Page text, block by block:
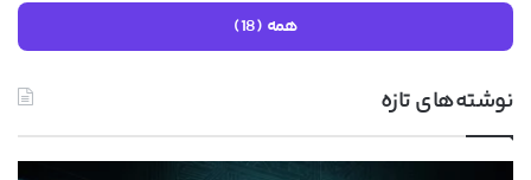
همه (18)
نوشته‌های تازه